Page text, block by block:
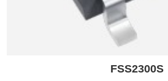
FSS2300S